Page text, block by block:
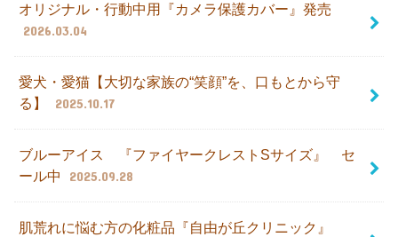
オリジナル・行動中用『カメラ保護カバー』発売
2026.03.04
愛犬・愛猫【大切な家族の“笑顔”を、口もとから守
る】
2025.10.17
ブルーアイス 『ファイヤークレストSサイズ』 セ
ール中
2025.09.28
肌荒れに悩む方の化粧品『自由が丘クリニック』